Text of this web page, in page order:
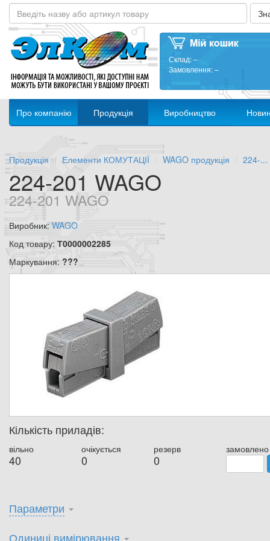
Склад:–
Замовлення:–
Про компанію Продукція Виробництво
Продукція Елементи КОМУТАЦІЇ WAGO продукція 224-...
224-201 WAGO
224-201 WAGO
Виробник:WAGO
Код товару: Т0000002285
Маркування: ???
Кількість приладів:
вільно
40
очікується
0
резерв
0
замовлено
Параметри
Одиниці вимірювання